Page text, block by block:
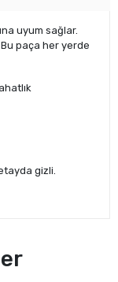
uyum sağlar.
paça her yerde
gizli.